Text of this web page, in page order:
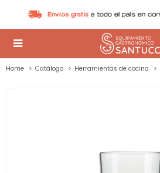

Home Catálogo Herramientas de cocina